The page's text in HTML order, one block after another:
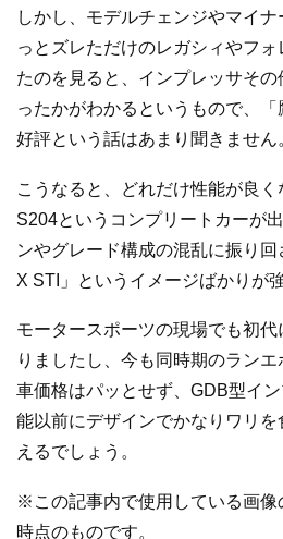
しかし、モデルチェンジやマイ
っとズレただけのレガシィやフ
たのを見ると、インプレッサそ
ったかがわかるというもので、
好評という話はあまり聞きません
こうなると、どれだけ性能が良
S204というコンプリートカーが
ンやグレード構成の混乱に振り
X STI」というイメージばかりが
モータースポーツの現場でも初
りましたし、今も同時期のラン
車価格はパッとせず、GDB型イ
能以前にデザインでかなりワリ
えるでしょう。
※この記事内で使用している画像
時点のものです。